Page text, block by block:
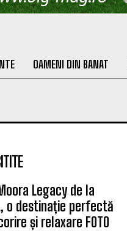
OAMENI DIN BANAT
Legacy de la
o destinație perfectă
și relaxare FOTO